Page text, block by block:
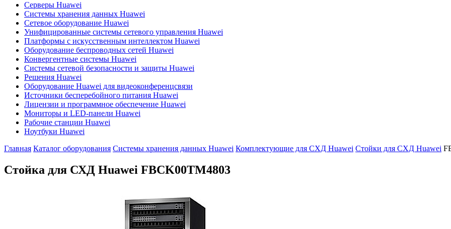
Серверы Huawei
Системы хранения данных Huawei
Сетевое оборудование Huawei
Унифицированные системы сетевого управления Huawei
Платформы с искусственным интеллектом Huawei
Оборудование беспроводных сетей Huawei
Конвергентные системы Huawei
Системы сетевой безопасности и защиты Huawei
Решения Huawei
Оборудование Huawei для видеоконференцсвязи
Источники бесперебойного питания Huawei
Лицензии и программное обеспечение Huawei
Мониторы и LED-панели Huawei
Рабочие станции Huawei
Ноутбуки Huawei
Главная Каталог оборудования Системы хранения данных Huawei Комплектующие для СХД Huawei Стойки для СХД Huawei
Стойка для СХД Huawei FBCK00TM4803